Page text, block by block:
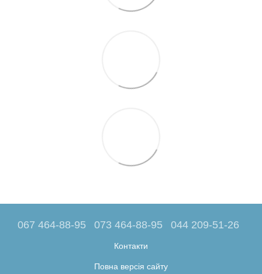
067 464-88-95 073 464-88-95 044 209-51-26
Контакти
Повна версія сайту